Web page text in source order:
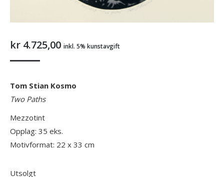
kr 4.725,00 inkl. 5% kunstavgift
Tom Stian Kosmo
Two Paths
Mezzotint
Opplag: 35 eks.
Motivformat: 22 x 33 cm
Utsolgt